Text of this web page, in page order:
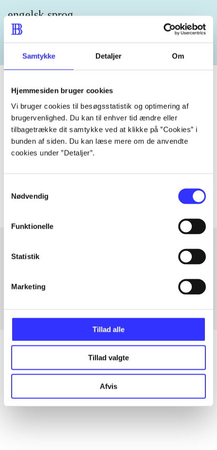
Samtykke Detaljer Om
Hjemmesiden bruger cookies
Vi bruger cookies til besøgsstatistik og optimering af
brugervenlighed. Du kan til enhver tid ændre eller
tilbagetrække dit samtykke ved at klikke på ”Cookies” i
bunden af siden. Du kan læse mere om de anvendte
cookies under ”Detaljer”.
Nødvendig
Funktionelle
Statistik
Marketing
Tillad alle
Tillad valgte
Afvis
engelsk sprog
Tidsskrift
Artiklen er en del af
lorem ipsum dolor sit amet ...
Artikler
Alle registrerede artikler fordelt på udgivelser